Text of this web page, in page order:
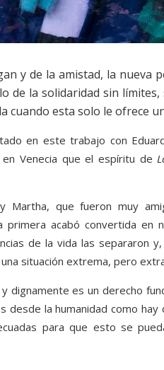
y de la amistad, la nueva
de la solidaridad sin
cuando esta solo le ofrece
en este trabajo con
Venecia que el espíritu de
que fueron muy
primera acabó convertida en
de la vida las separaron
situación extrema, pero
dignamente es un derecho
desde la humanidad como
para que esto se